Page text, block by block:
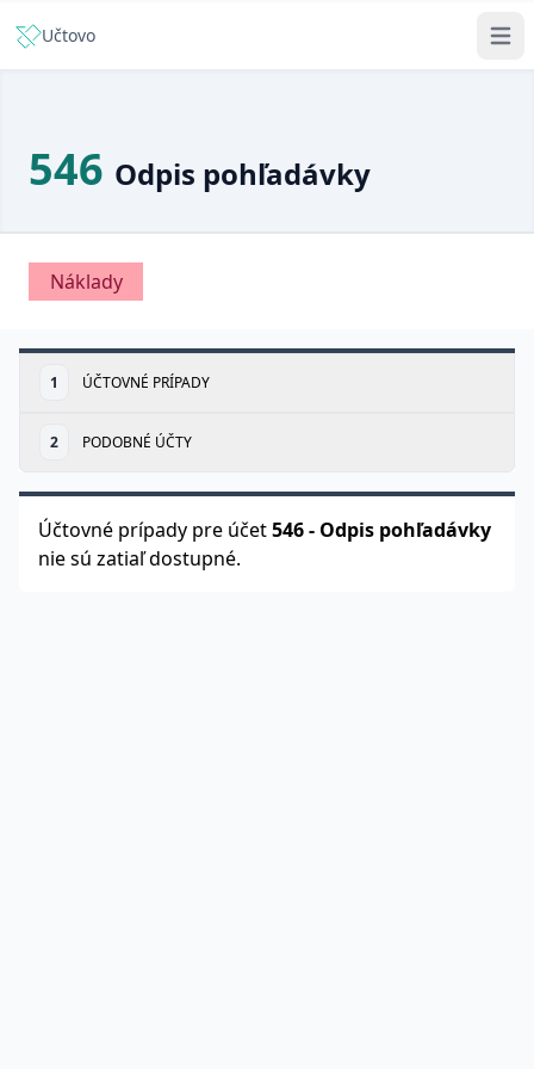
Učtovo
546 Odpis pohľadávky
Náklady
1 ÚČTOVNÉ PRÍPADY
2 PODOBNÉ ÚČTY
Účtovné prípady pre účet546- Odpis pohľadávky
nie sú zatiaľ dostupné.